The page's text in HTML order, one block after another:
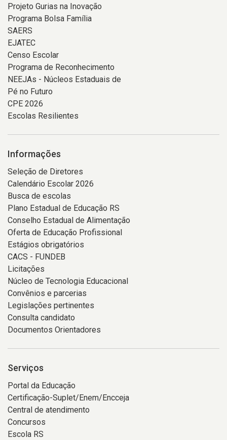
Projeto Gurias na Inovação
Programa Bolsa Família
SAERS
EJATEC
Censo Escolar
Programa de Reconhecimento
NEEJAs - Núcleos Estaduais de
Pé no Futuro
CPE 2026
Escolas Resilientes
Informações
Seleção de Diretores
Calendário Escolar 2026
Busca de escolas
Plano Estadual de Educação RS
Conselho Estadual de Alimentação
Oferta de Educação Profissional
Estágios obrigatórios
CACS - FUNDEB
Licitações
Núcleo de Tecnologia Educacional
Convênios e parcerias
Legislações pertinentes
Consulta candidato
Documentos Orientadores
Serviços
Portal da Educação
Certificação-Suplet/Enem/Encceja
Central de atendimento
Concursos
Escola RS